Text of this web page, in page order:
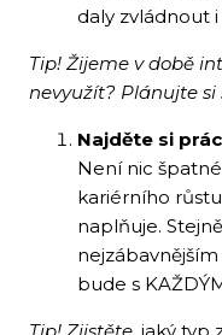
daly zvládnout
Tip! Žijeme v době
nevyužít? Plánujte
Najděte si
Není nic
kariérního
naplňuje.
bude s